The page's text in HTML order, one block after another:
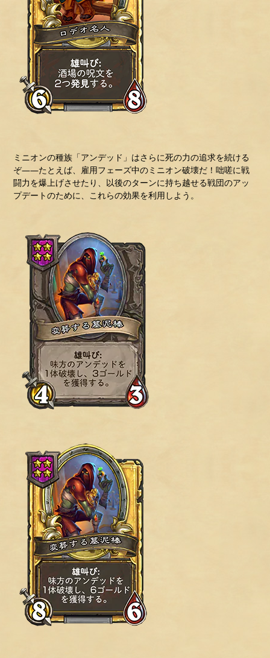
ミニオンの種族「アンデッド」はさらに死の力の追求を続ける
ぞ――たとえば、雇用フェーズ中のミニオン破壊だ！咄嗟に戦
闘力を爆上げさせたり、以後のターンに持ち越せる戦団のアッ
プデートのために、これらの効果を利用しよう。